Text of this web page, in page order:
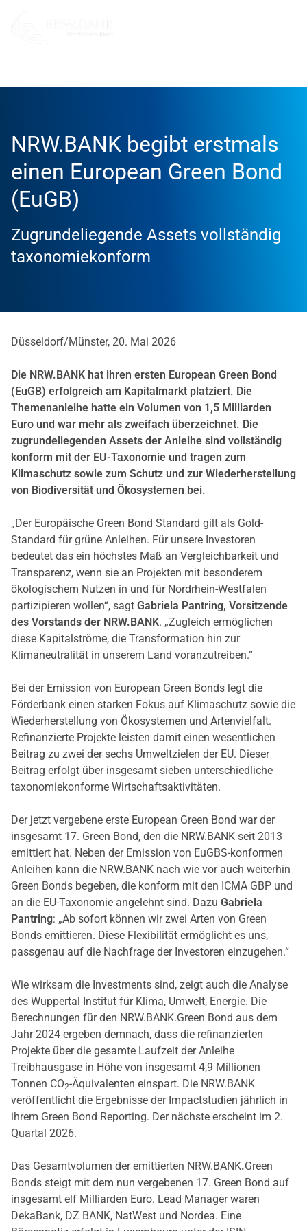
NRW.BANK begibt erstmals
einen European Green Bond
(EuGB)
Zugrundeliegende Assets vollständig
taxonomiekonform
Düsseldorf/Münster, 20. Mai 2026
Die NRW.BANK hat ihren ersten European Green Bond
(EuGB) erfolgreich am Kapitalmarkt platziert. Die
Themenanleihe hatte ein Volumen von 1,5 Milliarden
Euro und war mehr als zweifach überzeichnet. Die
zugrundeliegenden Assets der Anleihe sind vollständig
konform mit der EU-Taxonomie und tragen zum
Klimaschutz sowie zum Schutz und zur Wiederherstellung
von Biodiversität und Ökosystemen bei.
„Der Europäische Green Bond Standard gilt als Gold-
Standard für grüne Anleihen. Für unsere Investoren
bedeutet das ein höchstes Maß an Vergleichbarkeit und
Transparenz, wenn sie an Projekten mit besonderem
ökologischem Nutzen in und für Nordrhein-Westfalen
partizipieren wollen“, sagt Gabriela Pantring, Vorsitzende
des Vorstands der NRW.BANK. „Zugleich ermöglichen
diese Kapitalströme, die Transformation hin zur
Klimaneutralität in unserem Land voranzutreiben.“
Bei der Emission von European Green Bonds legt die
Förderbank einen starken Fokus auf Klimaschutz sowie die
Wiederherstellung von Ökosystemen und Artenvielfalt.
Refinanzierte Projekte leisten damit einen wesentlichen
Beitrag zu zwei der sechs Umweltzielen der EU. Dieser
Beitrag erfolgt über insgesamt sieben unterschiedliche
taxonomiekonforme Wirtschaftsaktivitäten.
Der jetzt vergebene erste European Green Bond war der
insgesamt 17. Green Bond, den die NRW.BANK seit 2013
emittiert hat. Neben der Emission von EuGBS-konformen
Anleihen kann die NRW.BANK nach wie vor auch weiterhin
Green Bonds begeben, die konform mit den ICMA GBP und
an die EU-Taxonomie angelehnt sind. Dazu Gabriela
Pantring: „Ab sofort können wir zwei Arten von Green
Bonds emittieren. Diese Flexibilität ermöglicht es uns,
passgenau auf die Nachfrage der Investoren einzugehen.“
Wie wirksam die Investments sind, zeigt auch die Analyse
des Wuppertal Institut für Klima, Umwelt, Energie. Die
Berechnungen für den NRW.BANK.Green Bond aus dem
Jahr 2024 ergeben demnach, dass die refinanzierten
Projekte über die gesamte Laufzeit der Anleihe
Treibhausgase in Höhe von insgesamt 4,9 Millionen
Tonnen CO2-Äquivalenten einspart. Die NRW.BANK
veröffentlicht die Ergebnisse der Impactstudien jährlich in
ihrem Green Bond Reporting. Der nächste erscheint im 2.
Quartal 2026.
Das Gesamtvolumen der emittierten NRW.BANK.Green
Bonds steigt mit dem nun vergebenen 17. Green Bond auf
insgesamt elf Milliarden Euro. Lead Manager waren
DekaBank, DZ BANK, NatWest und Nordea. Eine